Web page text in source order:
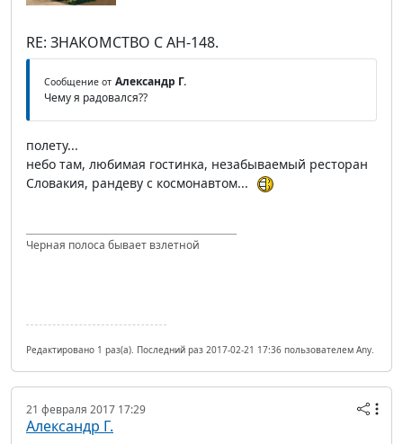
RE: ЗНАКОМСТВО С АН-148.
Сообщение от Александр Г.
Чему я радовался??
полету...
небо там, любимая гостинка, незабываемый ресторан
Словакия, рандеву с космонавтом...
Черная полоса бывает взлетной
Редактировано 1 раз(а). Последний раз 2017-02-21 17:36 пользователем Any.
21 февраля 2017 17:29
Александр Г.